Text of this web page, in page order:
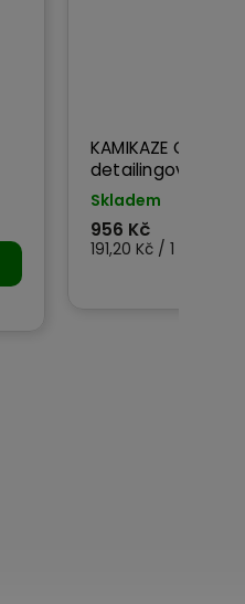
KAMIKAZE
detailingové
Skladem
956 Kč
191,20 Kč / 1 ks